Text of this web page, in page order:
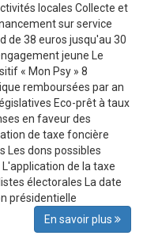
locales Collecte et
sur service
de 38 euros jusqu'au 30
jeune Le
« Mon Psy » 8
remboursées par an
Eco-prêt à taux
en faveur des
de taxe foncière
Les dons possibles
de la taxe
électorales La date
présidentielle
En savoir plus